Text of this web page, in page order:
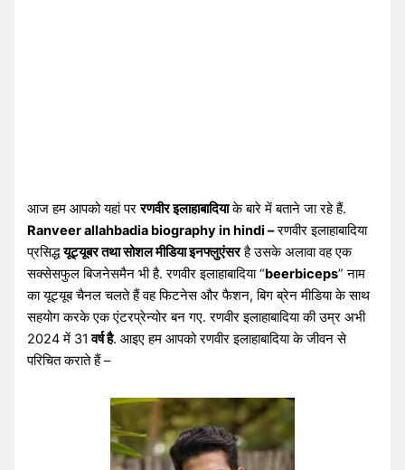
आज हम आपको यहां पररणवीर इलाहाबादियाके बारे में बताने जा रहे हैं.
Ranveer allahbadia biography in hindi –रणवीर इलाहाबादिया
प्रसिद्धयूट्यूबर तथा सोशल मीडिया इनफ्लुएंसरहै उसके अलावा वह एक
सक्सेसफुल बिजनेसमैन भी है. रणवीर इलाहाबादिया “beerbiceps” नाम
का यूट्यूब चैनल चलते हैं वह फिटनेस और फैशन, बिग ब्रेन मीडिया के साथ
सहयोग करके एक एंटरप्रेन्योर बन गए. रणवीर इलाहाबादिया की उम्र अभी
2024 में 31 वर्ष है. आइए हम आपको रणवीर इलाहाबादिया के जीवन से
परिचित कराते हैं –